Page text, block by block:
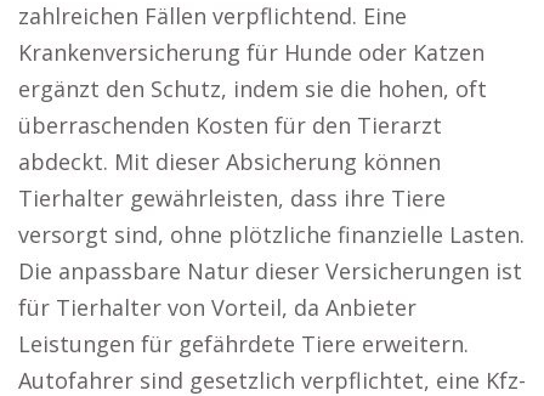
zahlreichen Fällen verpflichtend. Eine
Krankenversicherung für Hunde oder Katzen
ergänzt den Schutz, indem sie die hohen, oft
überraschenden Kosten für den Tierarzt
abdeckt. Mit dieser Absicherung können
Tierhalter gewährleisten, dass ihre Tiere
versorgt sind, ohne plötzliche finanzielle Lasten.
Die anpassbare Natur dieser Versicherungen ist
für Tierhalter von Vorteil, da Anbieter
Leistungen für gefährdete Tiere erweitern.
Autofahrer sind gesetzlich verpflichtet, eine Kfz-